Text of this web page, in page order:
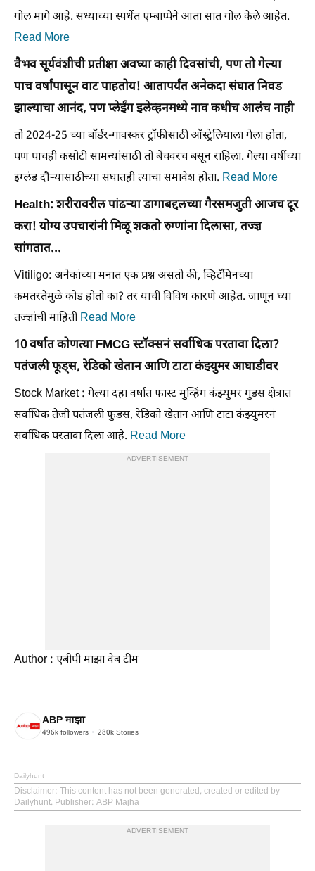
गोल मागे आहे. सध्याच्या स्पर्धेत एम्बाप्पेने आता सात गोल केले आहेत.
Read More
वैभव सूर्यवंशीची प्रतीक्षा अवघ्या काही दिवसांची, पण तो गेल्या
पाच वर्षांपासून वाट पाहतोय! आतापर्यंत अनेकदा संघात निवड
झाल्याचा आनंद, पण प्लेईंग इलेव्हनमध्ये नाव कधीच आलंच नाही
तो 2024-25 च्या बॉर्डर-गावस्कर ट्रॉफीसाठी ऑस्ट्रेलियाला गेला होता,
पण पाचही कसोटी सामन्यांसाठी तो बेंचवरच बसून राहिला. गेल्या वर्षीच्या
इंग्लंड दौऱ्यासाठीच्या संघातही त्याचा समावेश होता. Read More
Health: शरीरावरील पांढऱ्या डागाबद्दलच्या गैरसमजुती आजच दूर
करा! योग्य उपचारांनी मिळू शकतो रुग्णांना दिलासा, तज्ज्ञ
सांगतात...
Vitiligo: अनेकांच्या मनात एक प्रश्न असतो की, व्हिटॅमिनच्या
कमतरतेमुळे कोड होतो का? तर याची विविध कारणे आहेत. जाणून घ्या
तज्ज्ञांची माहिती Read More
10 वर्षात कोणत्या FMCG स्टॉक्सनं सर्वाधिक परतावा दिला?
पतंजली फूड्स, रेडिको खेतान आणि टाटा कंझ्युमर आघाडीवर
Stock Market : गेल्या दहा वर्षात फास्ट मुव्हिंग कंझ्युमर गुडस क्षेत्रात
सर्वाधिक तेजी पतंजली फुडस, रेडिको खेतान आणि टाटा कंझ्युमरनं
सर्वाधिक परतावा दिला आहे. Read More
ADVERTISEMENT
Author : एबीपी माझा वेब टीम
ABP माझा
496k followers 280k Stories
Dailyhunt
Disclaimer: This content has not been generated, created or edited by
Dailyhunt. Publisher: ABP Majha
ADVERTISEMENT